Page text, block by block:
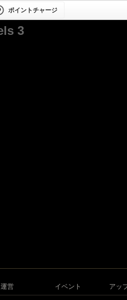
ポイントチャージ
運営 イベント アッ